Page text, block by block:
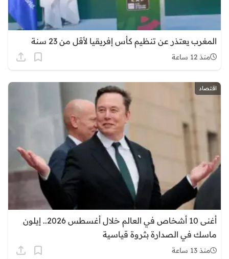
المغرب يعتذر عن تنظيم كأس إفريقيا لأقل من 23 سنة
منذ 12 ساعة
اقتصاد
أغنى 10 أشخاص في العالم خلال أغسطس 2026.. إيلون
ماسك في الصدارة بثروة قياسية
منذ 13 ساعة